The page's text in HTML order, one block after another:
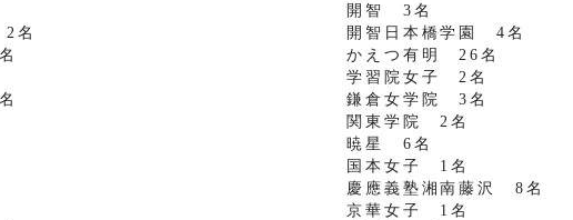
開智 3名
名
開智日本橋学園 4名
かえつ有明 26名
学習院女子 2名
鎌倉女学院 3名
関東学院 2名
暁星 6名
国本女子 1名
慶應義塾湘南藤沢 8名
京華女子 1名